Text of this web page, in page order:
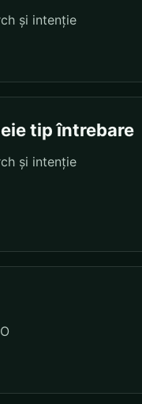
și intenție
tip întrebare
și intenție